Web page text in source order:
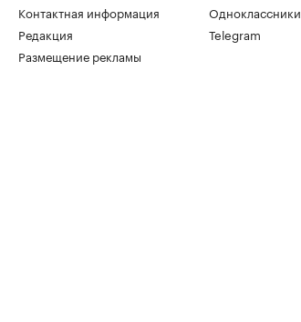
Контактная информация
Редакция
Размещение рекламы
Одноклассники
Telegram